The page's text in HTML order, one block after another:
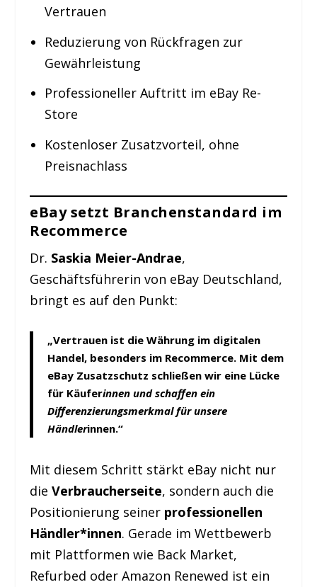
Vertrauen
Reduzierung von Rückfragen zur
Gewährleistung
Professioneller Auftritt im eBay Re-
Store
Kostenloser Zusatzvorteil, ohne
Preisnachlass
eBay setzt Branchenstandard im
Recommerce
Dr. Saskia Meier-Andrae,
Geschäftsführerin von eBay Deutschland,
bringt es auf den Punkt:
„Vertrauen ist die Währung im digitalen
Handel, besonders im Recommerce. Mit dem
eBay Zusatzschutz schließen wir eine Lücke
für Käuferinnen und schaffen ein
Differenzierungsmerkmal für unsere
Händlerinnen.“
Mit diesem Schritt stärkt eBay nicht nur
dieVerbraucherseite, sondern auch die
Positionierung seiner professionellen
Händler*innen. Gerade im Wettbewerb
mit Plattformen wie Back Market,
Refurbed oder Amazon Renewed ist ein